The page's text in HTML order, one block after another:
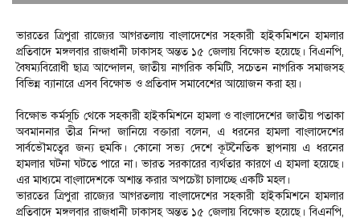
ভারতের ত্রিপুরা রাজ্যের আগরতলায় বাংলাদেশের সহকারী হাইকমিশনে হামলার
প্রতিবাদে মঙ্গলবার রাজধানী ঢাকাসহ অন্তত ১৫ জেলায় বিক্ষোভ হয়েছে। বিএনপি,
বৈষম্যবিরোধী ছাত্র আন্দোলন, জাতীয় নাগরিক কমিটি, সচেতন নাগরিক সমাজসহ
বিভিন্ন ব্যানারে এসব বিক্ষোভ ও প্রতিবাদ সমাবেশের আয়োজন করা হয়।
বিক্ষোভ কর্মসূচি থেকে সহকারী হাইকমিশনে হামলা ও বাংলাদেশের জাতীয় পতাকা
অবমাননার তীব্র নিন্দা জানিয়ে বক্তারা বলেন, এ ধরনের হামলা বাংলাদেশের
সার্বভৌমত্বের জন্য হুমকি। কোনো সভ্য দেশে কূটনৈতিক স্থাপনায় এ ধরনের
হামলার ঘটনা ঘটতে পারে না। ভারত সরকারের ব্যর্থতার কারণে এ হামলা হয়েছে।
এর মাধ্যমে বাংলাদেশকে অশান্ত করার অপচেষ্টা চালাচ্ছে একটি মহল।
ভারতের ত্রিপুরা রাজ্যের আগরতলায় বাংলাদেশের সহকারী হাইকমিশনে হামলার
প্রতিবাদে মঙ্গলবার রাজধানী ঢাকাসহ অন্তত ১৫ জেলায় বিক্ষোভ হয়েছে। বিএনপি,